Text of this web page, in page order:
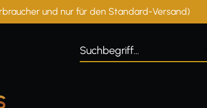
und nur für den Standard-Versand)